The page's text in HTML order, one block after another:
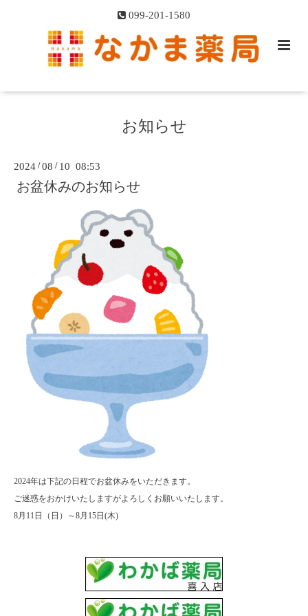
099-201-1580
お知らせ
2024 /08 / 10 08:53
お盆休みのお知らせ
2024年は下記の日程でお盆休みをいただきます。
ご迷惑をおかけいたしますがよろしくお願いいたします。
8月11日（日）～8月15日(木)